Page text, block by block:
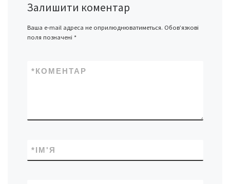
Залишити коментар
Ваша e-mail адреса не оприлюднюватиметься. Обов’язкові
поля позначені *
КОМЕНТАР
*
ІМ'Я
*